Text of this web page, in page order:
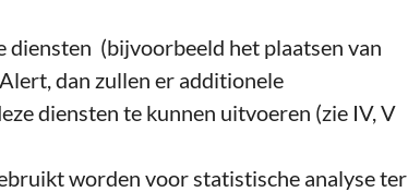
diensten (bijvoorbeeld het plaatsen van
dan zullen er additionele
diensten te kunnen uitvoeren (zie IV, V
worden voor statistische analyse ter